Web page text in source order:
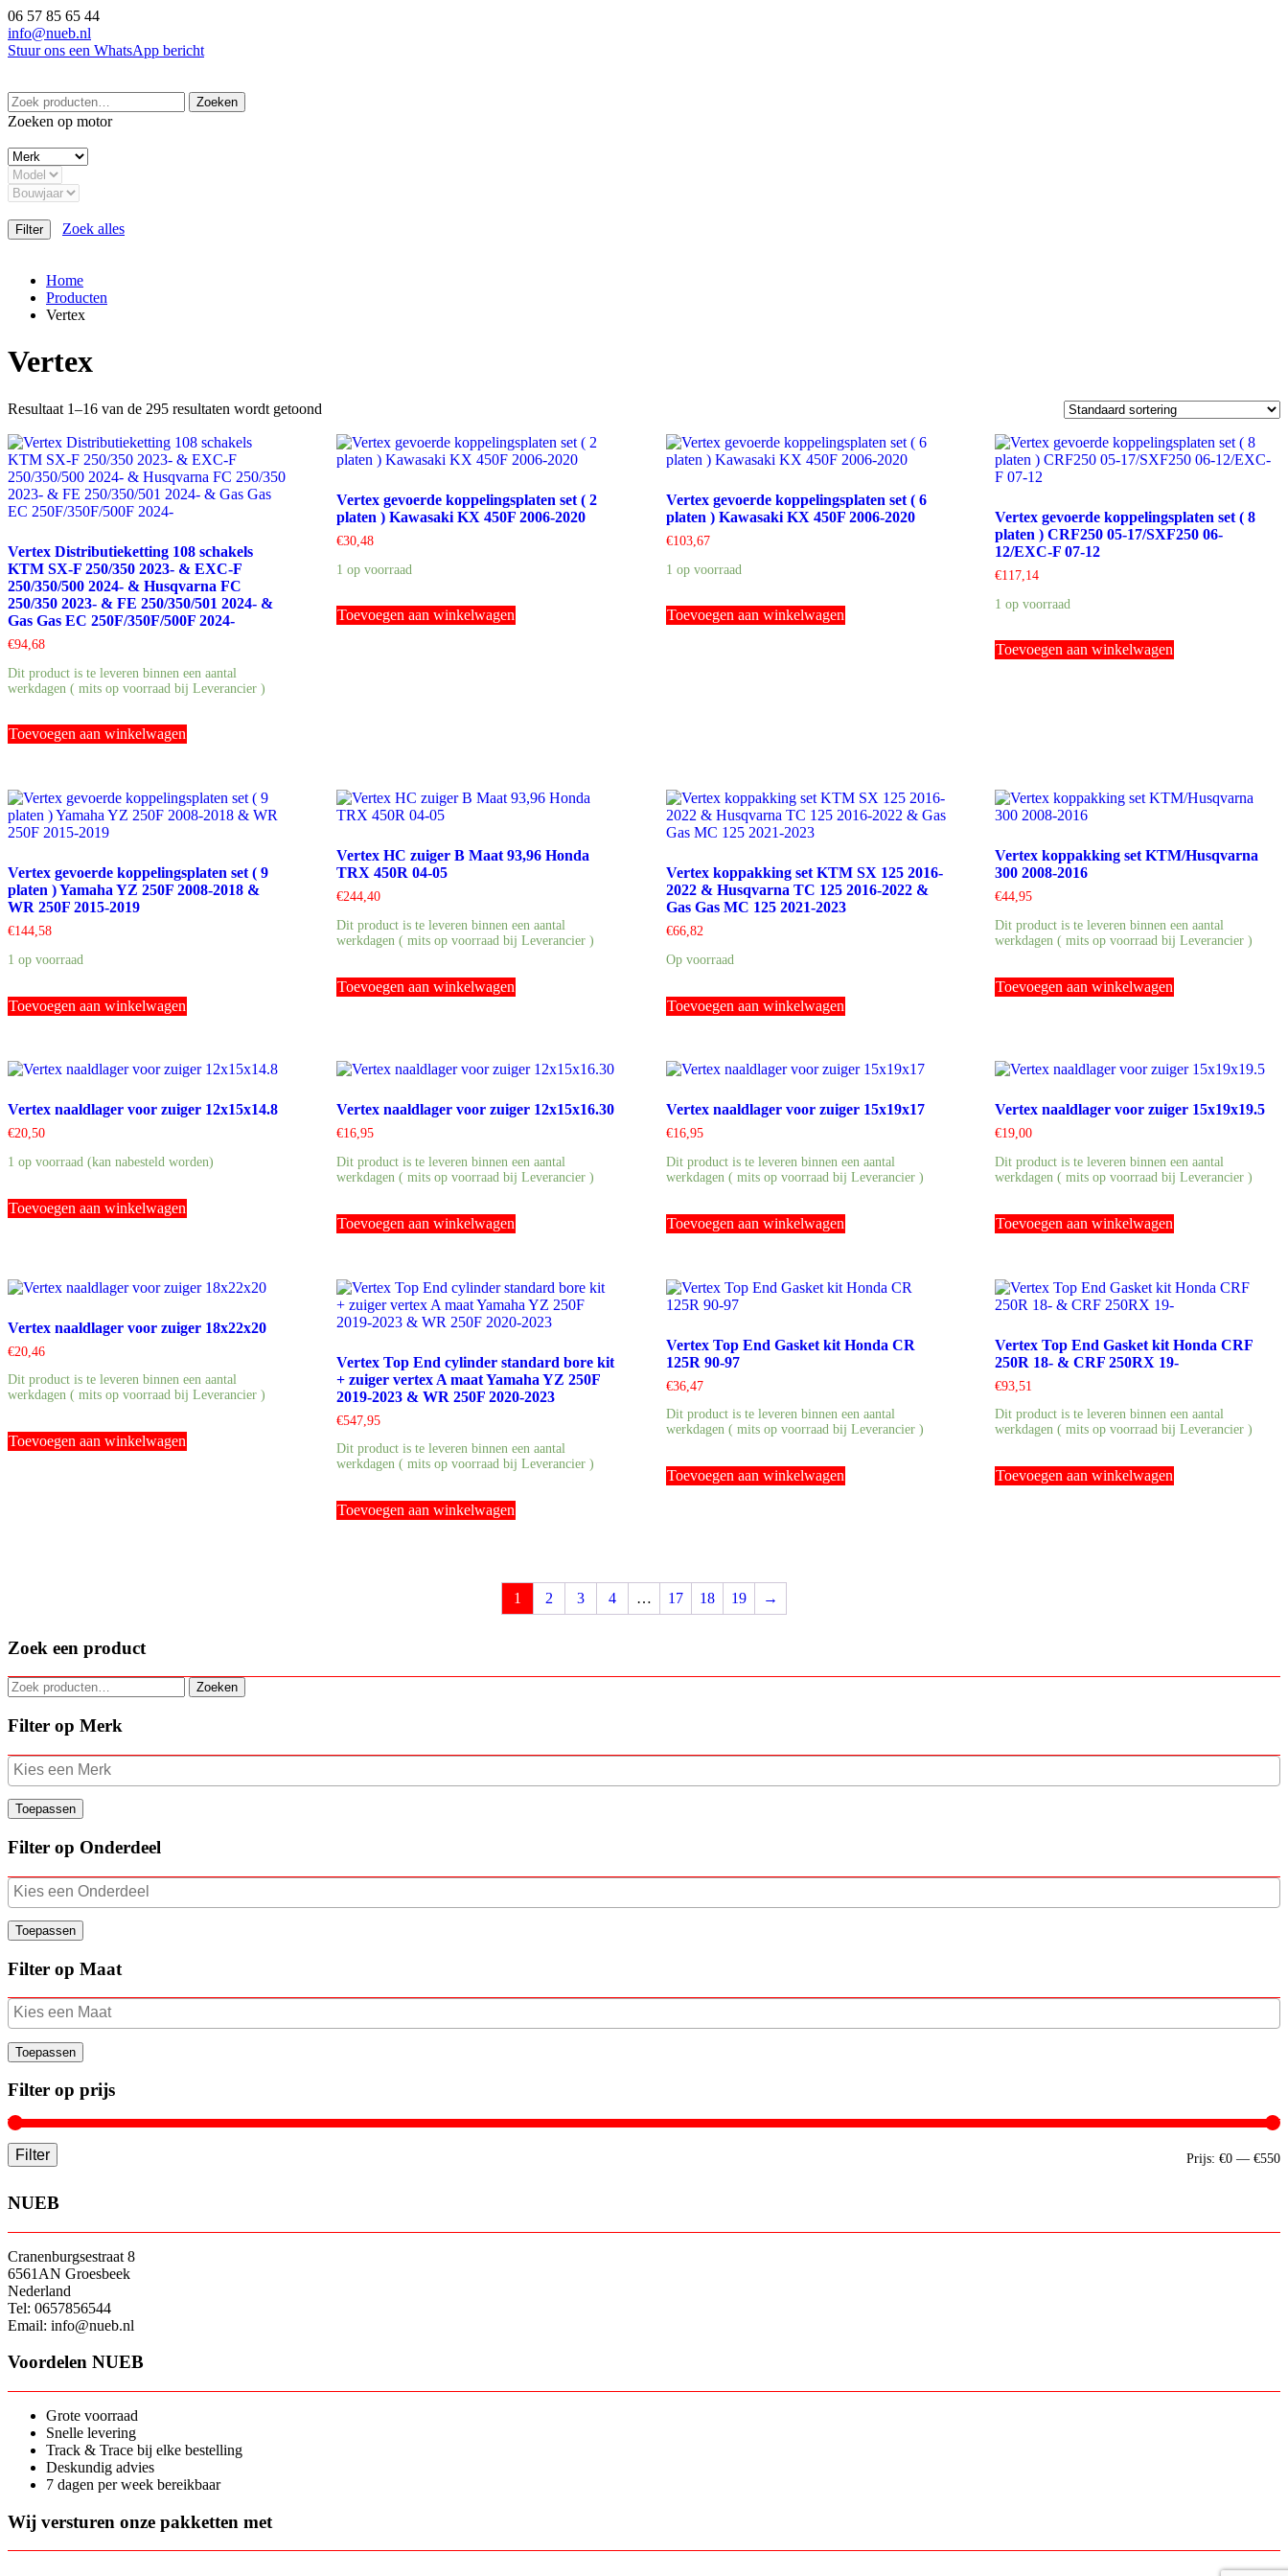
Ga
naar
de
06 57 85 65 44
info@nueb.nl
Stuur ons een WhatsApp bericht
Zoeken
naar:
Zoeken
Zoeken op motor
Filter Zoek alles
Home
Producten
Vertex
Vertex
Resultaat 1–16 van de 295 resultaten wordt getoond
Vertex Distributieketting 108 schakels
KTM SX-F 250/350 2023- & EXC-F
250/350/500 2024- & Husqvarna FC
250/350 2023- & FE 250/350/501 2024- &
Gas Gas EC 250F/350F/500F 2024-
€94,68
Dit product is te leveren binnen een aantal
werkdagen ( mits op voorraad bij Leverancier )
Toevoegen aan winkelwagen
Vertex gevoerde koppelingsplaten set ( 2
platen ) Kawasaki KX 450F 2006-2020
€30,48
1 op voorraad
Toevoegen aan winkelwagen
Vertex gevoerde koppelingsplaten set ( 6
platen ) Kawasaki KX 450F 2006-2020
€103,67
1 op voorraad
Toevoegen aan winkelwagen
Vertex gevoerde koppelingsplaten set ( 8
platen ) CRF250 05-17/SXF250 06-
12/EXC-F 07-12
€117,14
1 op voorraad
Toevoegen aan winkelwagen
Vertex gevoerde koppelingsplaten set ( 9
platen ) Yamaha YZ 250F 2008-2018 &
WR 250F 2015-2019
€144,58
1 op voorraad
Toevoegen aan winkelwagen
Vertex HC zuiger B Maat 93,96 Honda
TRX 450R 04-05
€244,40
Dit product is te leveren binnen een aantal
werkdagen ( mits op voorraad bij Leverancier )
Toevoegen aan winkelwagen
Vertex koppakking set KTM SX 125 2016-
2022 & Husqvarna TC 125 2016-2022 &
Gas Gas MC 125 2021-2023
€66,82
Op voorraad
Toevoegen aan winkelwagen
Vertex koppakking set KTM/Husqvarna
300 2008-2016
€44,95
Dit product is te leveren binnen een aantal
werkdagen ( mits op voorraad bij Leverancier )
Toevoegen aan winkelwagen
Vertex naaldlager voor zuiger 12x15x14.8
€20,50
1 op voorraad (kan nabesteld worden)
Toevoegen aan winkelwagen
Vertex naaldlager voor zuiger 12x15x16.30
€16,95
Dit product is te leveren binnen een aantal
werkdagen ( mits op voorraad bij Leverancier )
Toevoegen aan winkelwagen
Vertex naaldlager voor zuiger 15x19x17
€16,95
Dit product is te leveren binnen een aantal
werkdagen ( mits op voorraad bij Leverancier )
Toevoegen aan winkelwagen
Vertex naaldlager voor zuiger 15x19x19.5
€19,00
Dit product is te leveren binnen een aantal
werkdagen ( mits op voorraad bij Leverancier )
Toevoegen aan winkelwagen
Vertex naaldlager voor zuiger 18x22x20
€20,46
Dit product is te leveren binnen een aantal
werkdagen ( mits op voorraad bij Leverancier )
Toevoegen aan winkelwagen
Vertex Top End cylinder standard bore kit
+ zuiger vertex A maat Yamaha YZ 250F
2019-2023 & WR 250F 2020-2023
€547,95
Dit product is te leveren binnen een aantal
werkdagen ( mits op voorraad bij Leverancier )
Toevoegen aan winkelwagen
Vertex Top End Gasket kit Honda CR
125R 90-97
€36,47
Dit product is te leveren binnen een aantal
werkdagen ( mits op voorraad bij Leverancier )
Toevoegen aan winkelwagen
Vertex Top End Gasket kit Honda CRF
250R 18- & CRF 250RX 19-
€93,51
Dit product is te leveren binnen een aantal
werkdagen ( mits op voorraad bij Leverancier )
Toevoegen aan winkelwagen
1 2 3 4 … 17 18 19 →
Zoek een product
Zoeken
naar:
Zoeken
Filter op Merk
Toepassen
Filter op Onderdeel
Toepassen
Filter op Maat
Toepassen
Filter op prijs
Filter Prijs: €0 — €550
NUEB
Cranenburgsestraat 8
6561AN Groesbeek
Nederland
Tel: 0657856544
Email: info@nueb.nl
Voordelen NUEB
Grote voorraad
Snelle levering
Track & Trace bij elke bestelling
Deskundig advies
7 dagen per week bereikbaar
Wij versturen onze pakketten met